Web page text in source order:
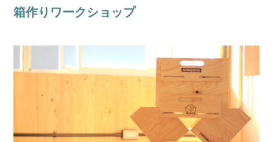
箱作りワークショップ